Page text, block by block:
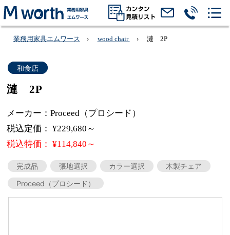
業務用家具エムワース wood chair 漣 2P
和食店
漣 2P
メーカー：Proceed（プロシード）
税込定価： ¥229,680～
税込特価： ¥114,840～
完成品 張地選択 カラー選択
木製チェア
Proceed（プロシード）